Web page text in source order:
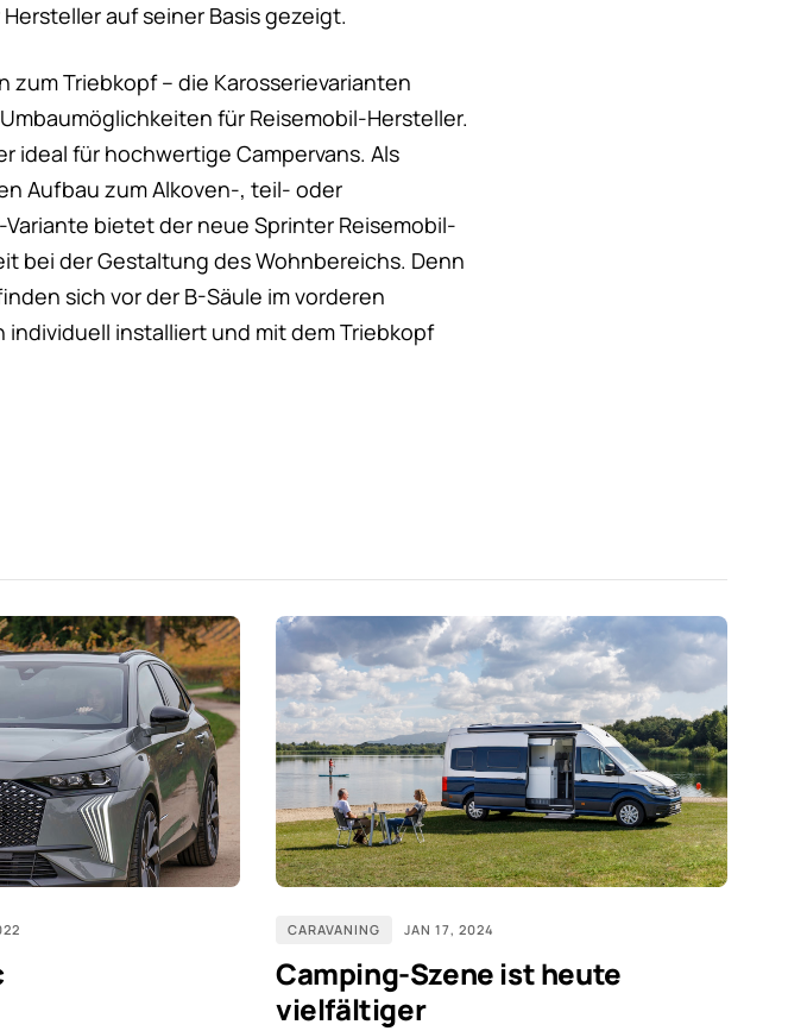
auf seiner Basis gezeigt.
zum Triebkopf – die Karosserievarianten
für Reisemobil-Hersteller.
ideal für hochwertige Campervans. Als
Aufbau zum Alkoven-, teil- oder
bietet der neue Sprinter Reisemobil-
bei der Gestaltung des Wohnbereichs. Denn
sich vor der B-Säule im vorderen
individuell installiert und mit dem Triebkopf
CARAVANING JAN 17, 2024
Camping-Szene ist heute
vielfältiger